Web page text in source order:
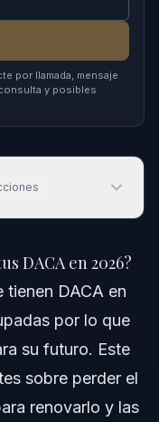
por llamada, mensaje
y posibles
Pérdida
DACA
DACA
DACA en 2026?
tienen DACA en
por lo que
su futuro. Este
sobre perder el
renovarlo y las